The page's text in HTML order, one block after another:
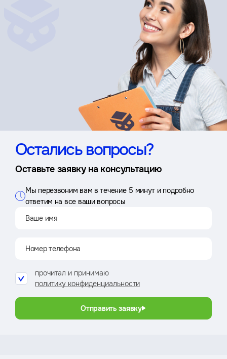
Остались вопросы?
Оставьте заявку на консультацию
Мы перезвоним вам в течение 5 минут и подробно
ответим на все ваши вопросы
прочитал и принимаю
политику конфиденциальности
Отправить заявку